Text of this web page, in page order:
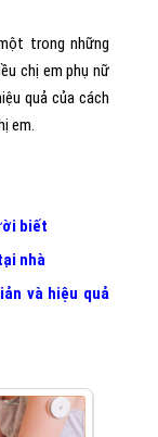
trong những
chị em phụ nữ
quả của cách
em.
biết
nhà
và hiệu quả